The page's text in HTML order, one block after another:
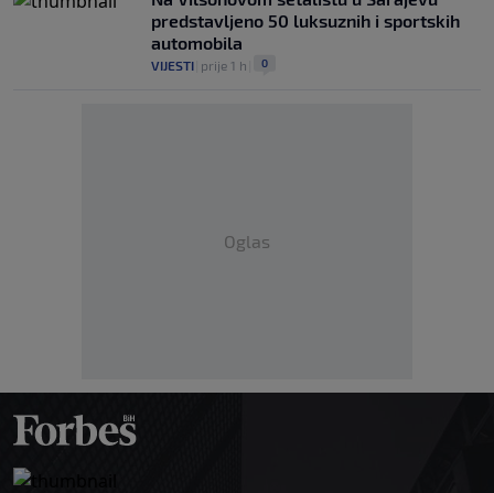
predstavljeno 50 luksuznih i sportskih
automobila
VIJESTI prije 1 h 0
Oglas